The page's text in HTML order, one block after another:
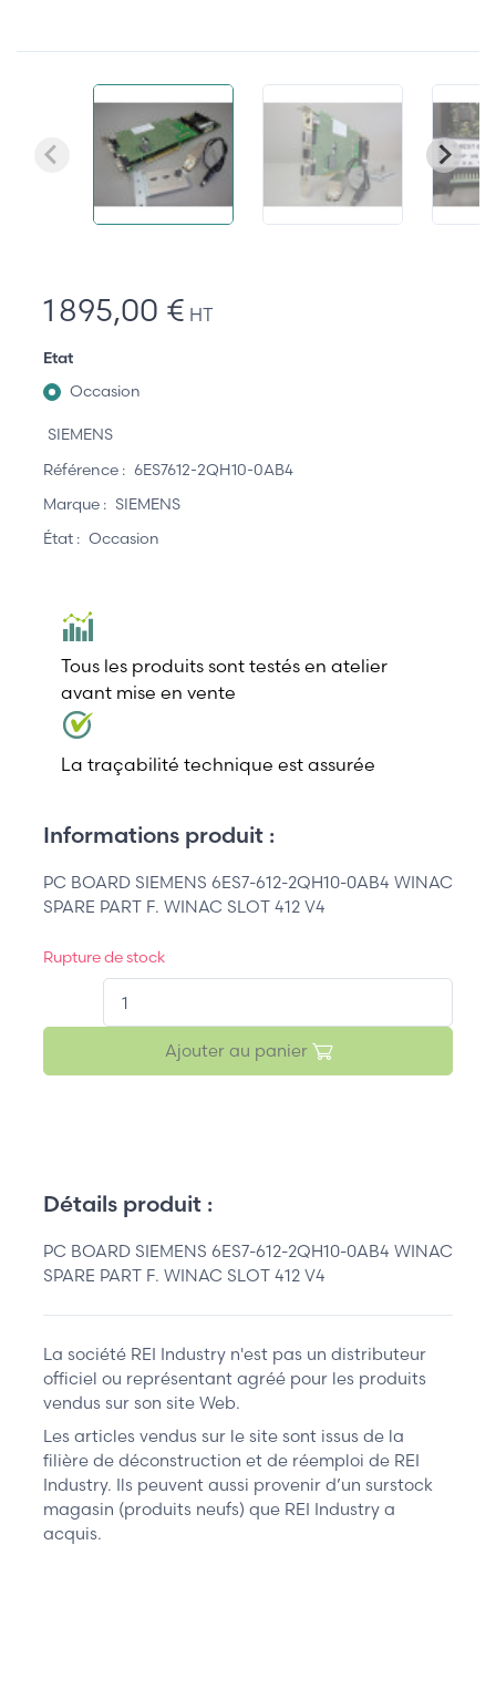
1 895,00 € HT
Etat
Occasion
SIEMENS
Référence : 6ES7612-2QH10-0AB4
Marque : SIEMENS
État : Occasion
Tous les produits sont testés en atelier
avant mise en vente
La traçabilité technique est assurée
Informations produit :
PC BOARD SIEMENS 6ES7-612-2QH10-0AB4 WINAC
SPARE PART F. WINAC SLOT 412 V4
Rupture de stock
Ajouter au panier
Détails produit :
PC BOARD SIEMENS 6ES7-612-2QH10-0AB4 WINAC
SPARE PART F. WINAC SLOT 412 V4
La société REI Industry n'est pas un distributeur
officiel ou représentant agréé pour les produits
vendus sur son site Web.
Les articles vendus sur le site sont issus de la
filière de déconstruction et de réemploi de REI
Industry. Ils peuvent aussi provenir d’un surstock
magasin (produits neufs) que REI Industry a
acquis.